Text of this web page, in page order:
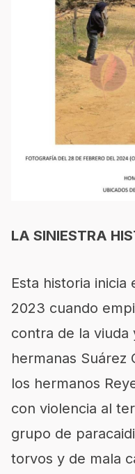
LA SINIESTRA
Esta historia inicia
2023 cuando
contra de la viuda
hermanas Suárez
los hermanos
con violencia al
grupo de
torvos y de mala